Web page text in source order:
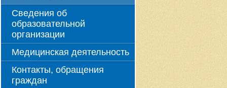
Сведения об
образовательной
организации
Медицинская деятельность
Контакты, обращения
граждан